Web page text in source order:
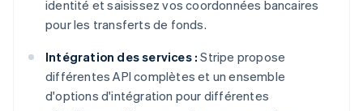
identité et saisissez vos coordonnées bancaires
pour les transferts de fonds.
Intégration des services : Stripe propose
différentes API complètes et un ensemble
d'options d'intégration pour différentes